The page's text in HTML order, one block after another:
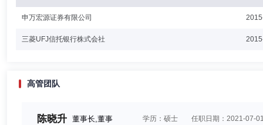
申万宏源证券有限公司
三菱UFJ信托银行株式会社
高管团队
陈晓升 董事长,董事 学历：硕士 任职日期：2021-07-